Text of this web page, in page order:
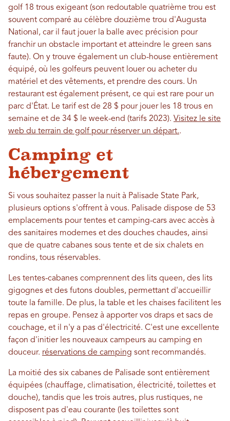
golf 18 trous exigeant (son redoutable quatrième trou est
souvent comparé au célèbre douzième trou d'Augusta
National, car il faut jouer la balle avec précision pour
franchir un obstacle important et atteindre le green sans
faute). On y trouve également un club-house entièrement
équipé, où les golfeurs peuvent louer ou acheter du
matériel et des vêtements, et prendre des cours. Un
restaurant est également présent, ce qui est rare pour un
parc d'État. Le tarif est de 28 $ pour jouer les 18 trous en
semaine et de 34 $ le week-end (tarifs 2023). Visitez le site
web du terrain de golf pour réserver un départ..
Camping et
hébergement
Si vous souhaitez passer la nuit à Palisade State Park,
plusieurs options s'offrent à vous. Palisade dispose de 53
emplacements pour tentes et camping-cars avec accès à
des sanitaires modernes et des douches chaudes, ainsi
que de quatre cabanes sous tente et de six chalets en
rondins, tous réservables.
Les tentes-cabanes comprennent des lits queen, des lits
gigognes et des futons doubles, permettant d'accueillir
toute la famille. De plus, la table et les chaises facilitent les
repas en groupe. Pensez à apporter vos draps et sacs de
couchage, et il n'y a pas d'électricité. C'est une excellente
façon d'initier les nouveaux campeurs au camping en
douceur. réservations de camping sont recommandés.
La moitié des six cabanes de Palisade sont entièrement
équipées (chauffage, climatisation, électricité, toilettes et
douche), tandis que les trois autres, plus rustiques, ne
disposent pas d'eau courante (les toilettes sont